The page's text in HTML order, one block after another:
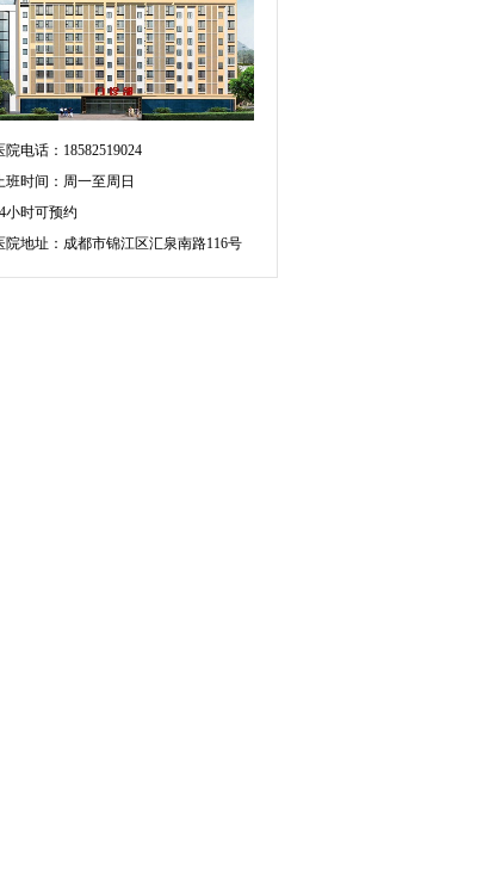
院电话：18582519024
班时间：周一至周日
小时可预约
院地址：成都市锦江区汇泉南路116号